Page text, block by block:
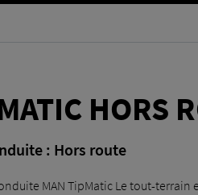
HORS
: Hors route
MAN TipMatic Le tout-